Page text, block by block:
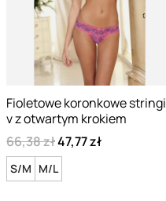
Fioletowe koronkowe stringi
v z otwartym krokiem
66,38 zł47,77 zł
S/M M/L